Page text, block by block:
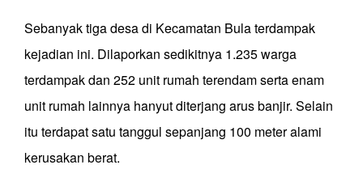
Sebanyak tiga desa di Kecamatan Bula terdampak
kejadian ini. Dilaporkan sedikitnya 1.235 warga
terdampak dan 252 unit rumah terendam serta enam
unit rumah lainnya hanyut diterjang arus banjir. Selain
itu terdapat satu tanggul sepanjang 100 meter alami
kerusakan berat.